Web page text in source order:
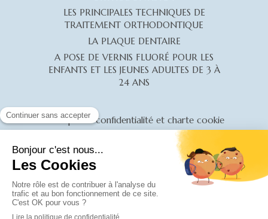
LES PRINCIPALES TECHNIQUES DE
TRAITEMENT ORTHODONTIQUE
LA PLAQUE DENTAIRE
A POSE DE VERNIS FLUORÉ POUR LES
ENFANTS ET LES JEUNES ADULTES DE 3 À
24 ANS
Politique de confidentialité et charte cookie
Conditions Générales Utilisation
Charte déontologique
Ordre national
Annuaires chirurgiens dentistes